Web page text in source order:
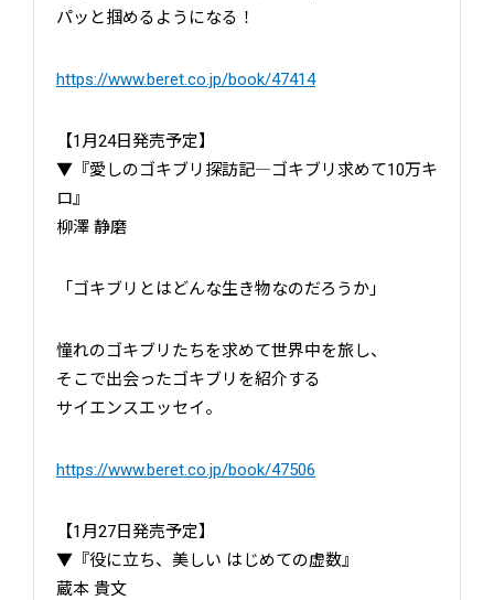
パッと掴めるようになる！
https://www.beret.co.jp/book/47414
【1月24日発売予定】
▼『愛しのゴキブリ探訪記―ゴキブリ求めて10万キ
ロ』
柳澤 静磨
「ゴキブリとはどんな生き物なのだろうか」
憧れのゴキブリたちを求めて世界中を旅し、
そこで出会ったゴキブリを紹介する
サイエンスエッセイ。
https://www.beret.co.jp/book/47506
【1月27日発売予定】
▼『役に立ち、美しい はじめての虚数』
蔵本 貴文